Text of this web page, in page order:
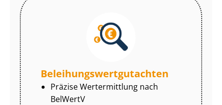
Be­lei­hungs­wert­gut­ach­ten
Präzise Wertermittlung nach
BelWertV